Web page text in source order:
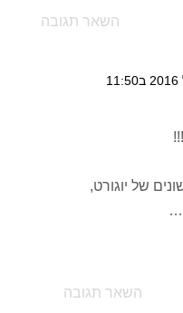
השאר תגובה
של יוגורט,
השאר תגובה